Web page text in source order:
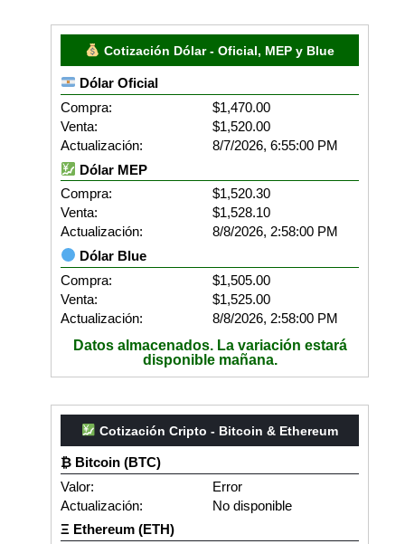
Cotización Dólar - Oficial, MEP y Blue
Dólar Oficial
Compra:
$1,470.00
Venta:
$1,520.00
Actualización:
8/7/2026, 6:55:00 PM
Dólar MEP
Compra:
$1,520.30
Venta:
$1,528.10
Actualización:
8/8/2026, 2:58:00 PM
Dólar Blue
Compra:
$1,505.00
Venta:
$1,525.00
Actualización:
8/8/2026, 2:58:00 PM
Datos almacenados. La variación estará
disponible mañana.
Cotización Cripto - Bitcoin & Ethereum
₿ Bitcoin (BTC)
Valor:
Error
Actualización:
No disponible
Ξ Ethereum (ETH)